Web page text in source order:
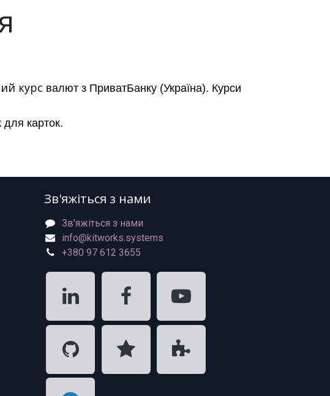
курс валют з ПриватБанку (Україна). Курси
для карток.
Зв'яжіться з нами
Зв'яжіться з нами
info@kitworks.systems
+380 97 612 3655